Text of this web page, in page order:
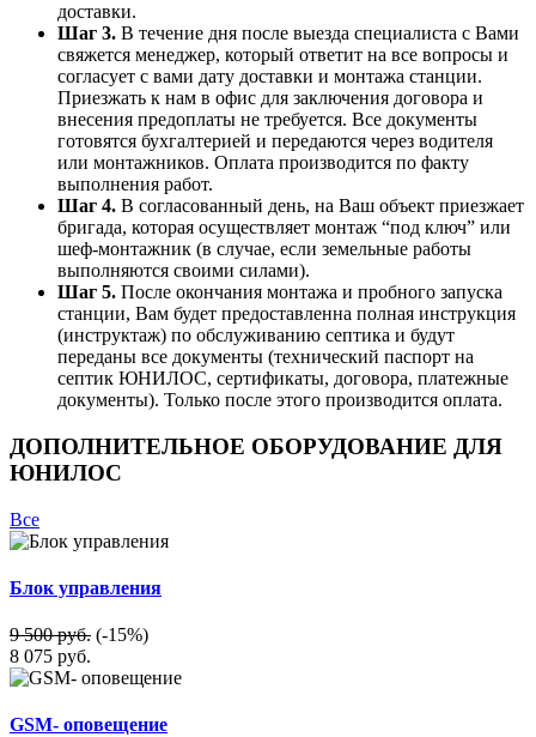
доставки.
Шаг 3. В течение дня после выезда специалиста с Вами
свяжется менеджер, который ответит на все вопросы и
согласует с вами дату доставки и монтажа станции.
Приезжать к нам в офис для заключения договора и
внесения предоплаты не требуется. Все документы
готовятся бухгалтерией и передаются через водителя
или монтажников. Оплата производится по факту
выполнения работ.
Шаг 4. В согласованный день, на Ваш объект приезжает
бригада, которая осуществляет монтаж “под ключ” или
шеф-монтажник (в случае, если земельные работы
выполняются своими силами).
Шаг 5. После окончания монтажа и пробного запуска
станции, Вам будет предоставленна полная инструкция
(инструктаж) по обслуживанию септика и будут
переданы все документы (технический паспорт на
септик ЮНИЛОС, сертификаты, договора, платежные
документы). Только после этого производится оплата.
ДОПОЛНИТЕЛЬНОЕ ОБОРУДОВАНИЕ ДЛЯ
ЮНИЛОС
Все
Блок управления
9 500 руб. (-15%)
8 075 руб.
GSM- оповещение